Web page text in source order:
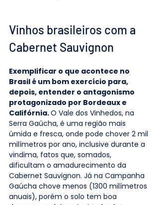
Vinhos brasileiros com a
Cabernet Sauvignon
Exemplificar o que acontece no
Brasil é um bom exercício para,
depois, entender o antagonismo
protagonizado por Bordeaux e
Califórnia. O Vale dos Vinhedos, na
Serra Gaúcha, é uma região mais
úmida e fresca, onde pode chover 2 mil
milímetros por ano, inclusive durante a
vindima, fatos que, somados,
dificultam o amadurecimento da
Cabernet Sauvignon. Já na Campanha
Gaúcha chove menos (1300 milímetros
anuais), porém o solo tem boa